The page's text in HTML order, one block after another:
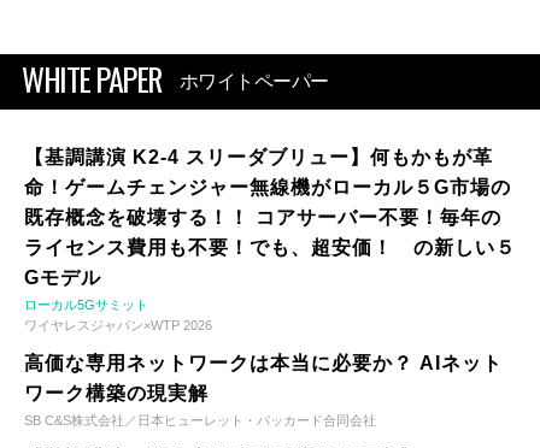
WHITE PAPER ホワイトペーパー
【基調講演 K2-4 スリーダブリュー】何もかもが革
命！ゲームチェンジャー無線機がローカル５G市場の
既存概念を破壊する！！ コアサーバー不要！毎年の
ライセンス費用も不要！でも、超安価！ の新しい５
Gモデル
ローカル5Gサミット
ワイヤレスジャパン×WTP 2026
高価な専用ネットワークは本当に必要か？ AIネット
ワーク構築の現実解
SB C&S株式会社／日本ヒューレット・パッカード合同会社